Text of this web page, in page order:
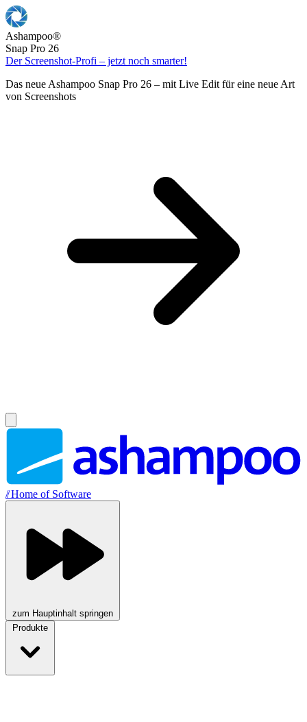
Ashampoo®
Snap Pro 26
Der Screenshot-Profi – jetzt noch smarter!
Das neue Ashampoo Snap Pro 26 – mit Live Edit für eine neue Art
von Screenshots
//Home of Software
zum Hauptinhalt springen
Produkte